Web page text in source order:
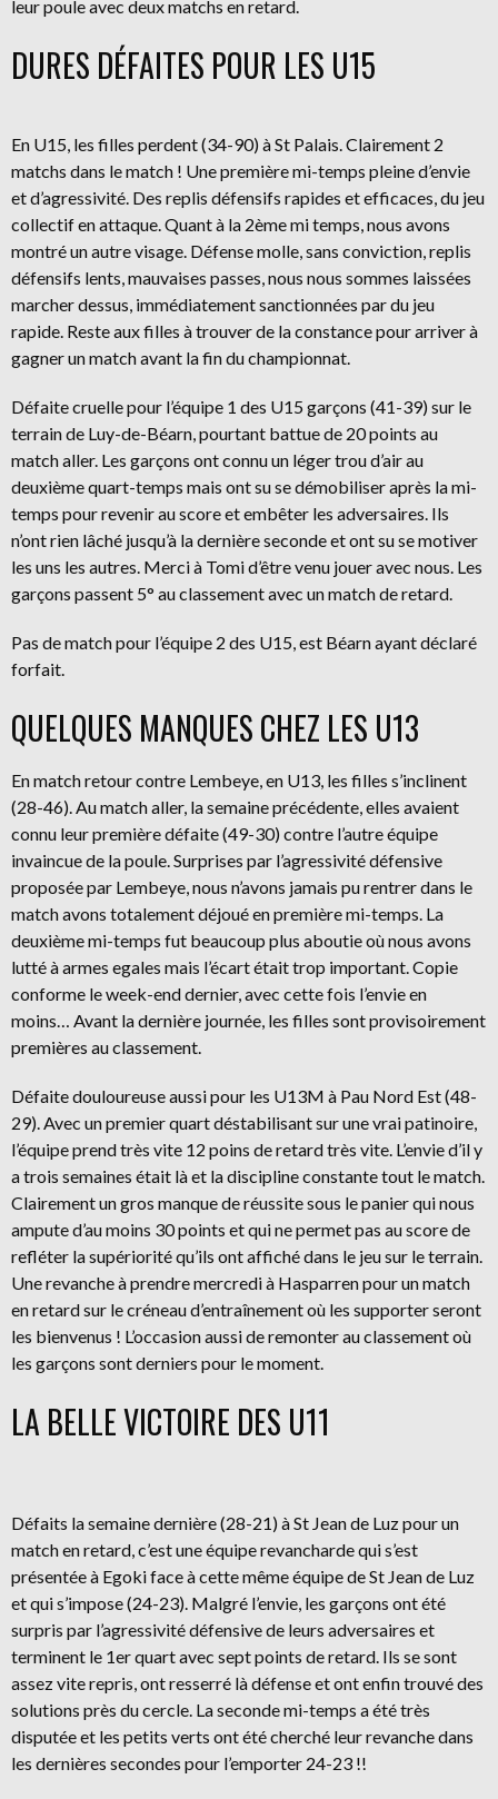
leur poule avec deux matchs en retard.
DURES DÉFAITES POUR LES U15
En U15, les filles perdent (34-90) à St Palais. Clairement 2
matchs dans le match ! Une première mi-temps pleine d’envie
et d’agressivité. Des replis défensifs rapides et efficaces, du jeu
collectif en attaque. Quant à la 2ème mi temps, nous avons
montré un autre visage. Défense molle, sans conviction, replis
défensifs lents, mauvaises passes, nous nous sommes laissées
marcher dessus, immédiatement sanctionnées par du jeu
rapide. Reste aux filles à trouver de la constance pour arriver à
gagner un match avant la fin du championnat.
Défaite cruelle pour l’équipe 1 des U15 garçons (41-39) sur le
terrain de Luy-de-Béarn, pourtant battue de 20 points au
match aller. Les garçons ont connu un léger trou d’air au
deuxième quart-temps mais ont su se démobiliser après la mi-
temps pour revenir au score et embêter les adversaires. Ils
n’ont rien lâché jusqu’à la dernière seconde et ont su se motiver
les uns les autres. Merci à Tomi d’être venu jouer avec nous. Les
garçons passent 5° au classement avec un match de retard.
Pas de match pour l’équipe 2 des U15, est Béarn ayant déclaré
forfait.
QUELQUES MANQUES CHEZ LES U13
En match retour contre Lembeye, en U13, les filles s’inclinent
(28-46). Au match aller, la semaine précédente, elles avaient
connu leur première défaite (49-30) contre l’autre équipe
invaincue de la poule. Surprises par l’agressivité défensive
proposée par Lembeye, nous n’avons jamais pu rentrer dans le
match avons totalement déjoué en première mi-temps. La
deuxième mi-temps fut beaucoup plus aboutie où nous avons
lutté à armes egales mais l’écart était trop important. Copie
conforme le week-end dernier, avec cette fois l’envie en
moins… Avant la dernière journée, les filles sont provisoirement
premières au classement.
Défaite douloureuse aussi pour les U13M à Pau Nord Est (48-
29). Avec un premier quart déstabilisant sur une vrai patinoire,
l’équipe prend très vite 12 poins de retard très vite. L’envie d’il y
a trois semaines était là et la discipline constante tout le match.
Clairement un gros manque de réussite sous le panier qui nous
ampute d’au moins 30 points et qui ne permet pas au score de
refléter la supériorité qu’ils ont affiché dans le jeu sur le terrain.
Une revanche à prendre mercredi à Hasparren pour un match
en retard sur le créneau d’entraînement où les supporter seront
les bienvenus ! L’occasion aussi de remonter au classement où
les garçons sont derniers pour le moment.
LA BELLE VICTOIRE DES U11
Défaits la semaine dernière (28-21) à St Jean de Luz pour un
match en retard, c’est une équipe revancharde qui s’est
présentée à Egoki face à cette même équipe de St Jean de Luz
et qui s’impose (24-23). Malgré l’envie, les garçons ont été
surpris par l’agressivité défensive de leurs adversaires et
terminent le 1er quart avec sept points de retard. Ils se sont
assez vite repris, ont resserré là défense et ont enfin trouvé des
solutions près du cercle. La seconde mi-temps a été très
disputée et les petits verts ont été cherché leur revanche dans
les dernières secondes pour l’emporter 24-23 !!